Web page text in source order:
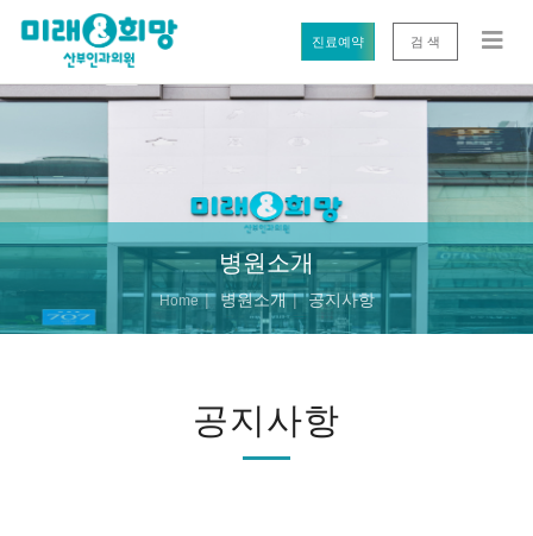
진료예약 검 색
병원소개
Home 병원소개 공지사항
공지사항